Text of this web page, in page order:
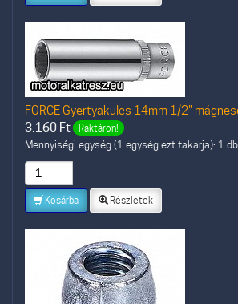
FORCE Gyertyakulcs 14mm 1/2"
3.160 Ft Raktáron!
Mennyiségi egység (1 egység ezt takarja): 1 db
Kosárba Részletek